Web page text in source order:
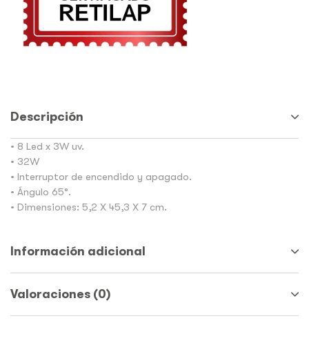
Descripción
• 8 Led x 3W uv.
• 32W
• Interruptor de encendido y apagado.
• Ángulo 65°.
• Dimensiones: 5,2 X 45,3 X 7 cm.
Información adicional
Valoraciones (0)